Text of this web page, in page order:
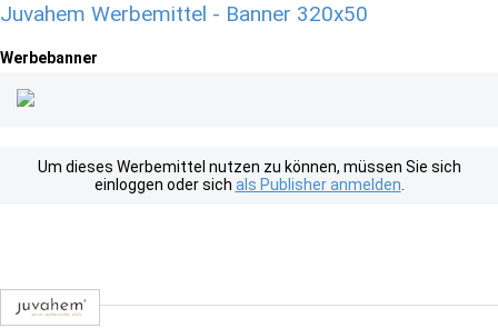
Juvahem Werbemittel - Banner 320x50
Werbebanner
Um dieses Werbemittel nutzen zu können, müssen Sie sich
einloggen oder sich als Publisher anmelden